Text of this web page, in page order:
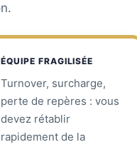
ÉQUIPE FRAGILISÉE
Turnover, surcharge,
perte de repères : vous
devez rétablir
rapidement de la